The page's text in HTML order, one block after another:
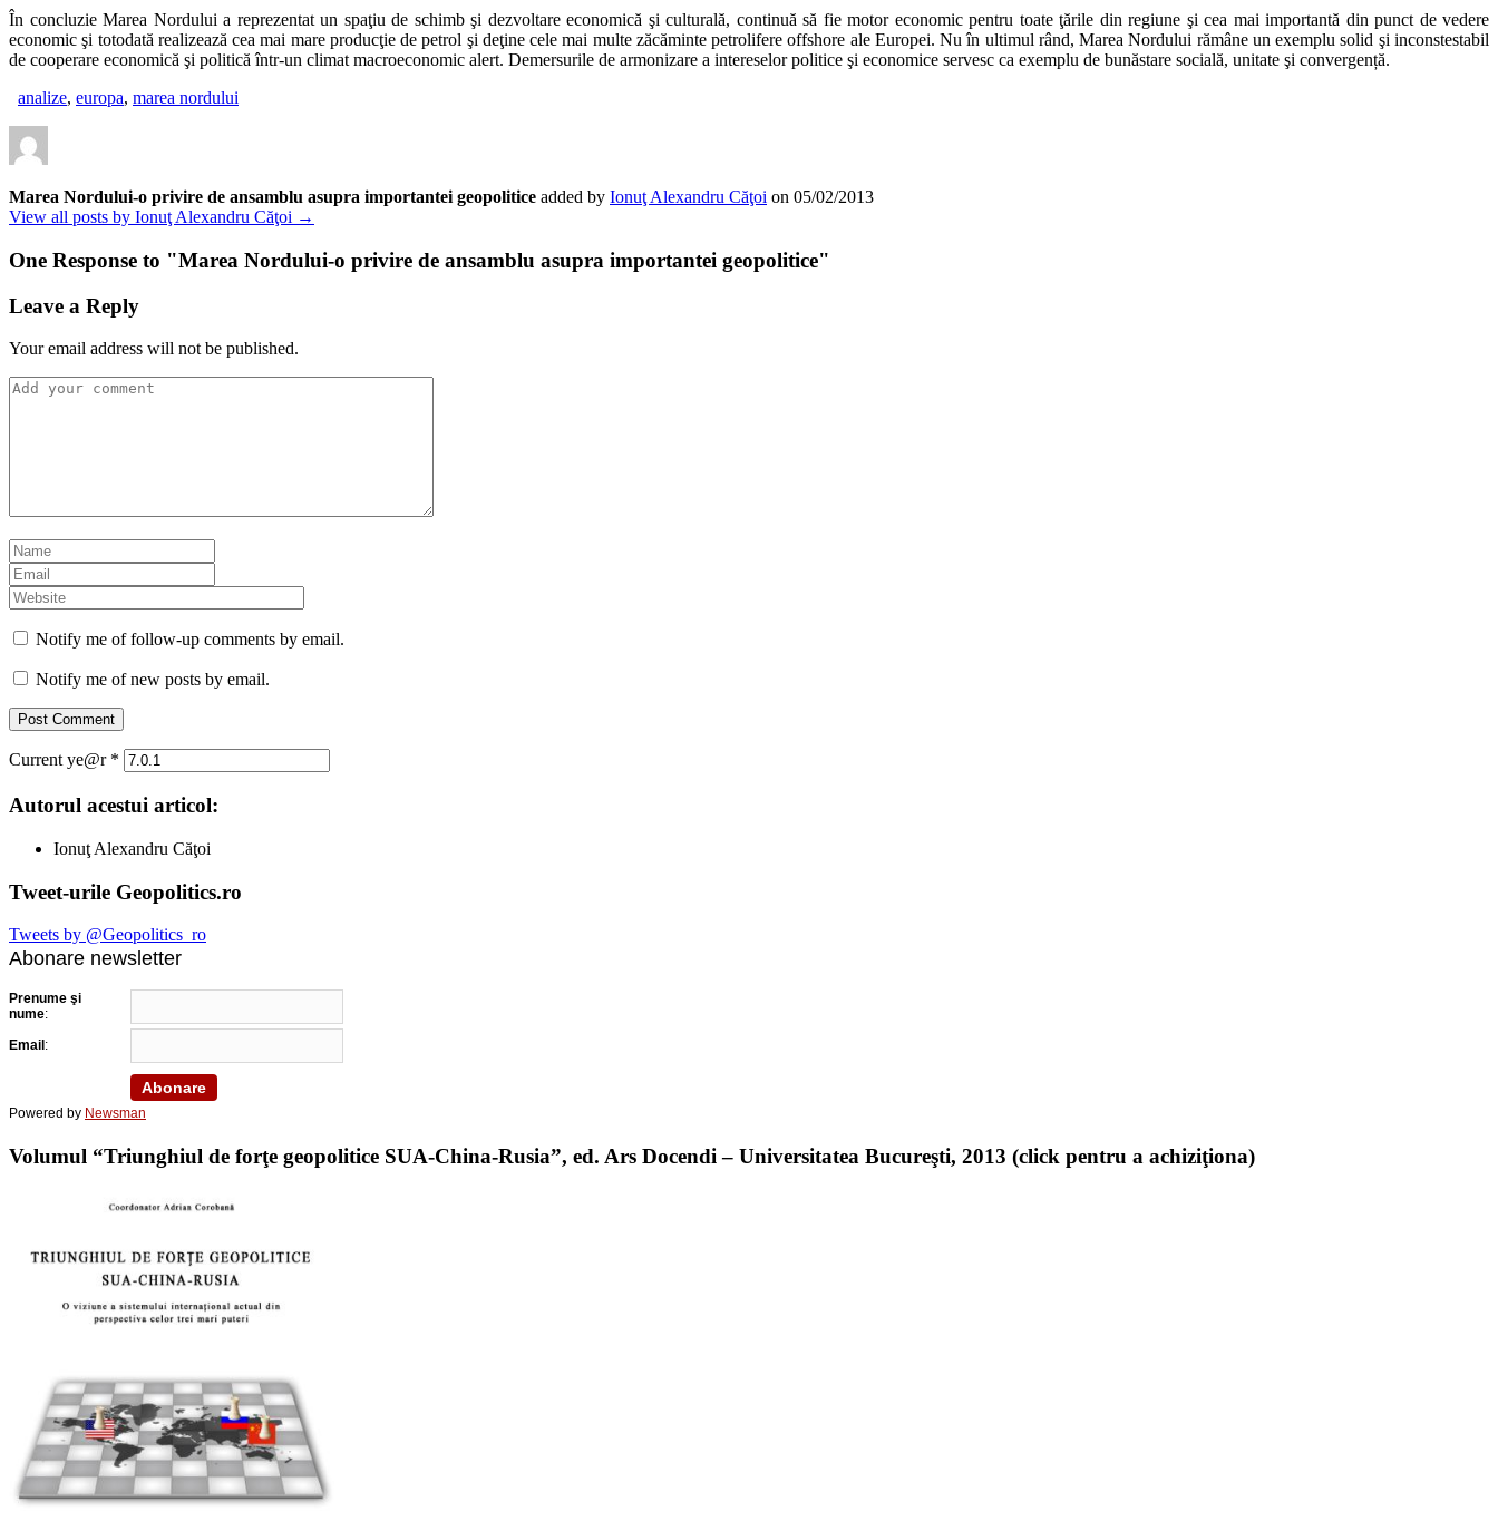
În concluzie Marea Nordului a reprezentat un spaţiu de schimb şi dezvoltare economică şi culturală, continuă să fie motor economic pentru toate ţările din regiune şi cea mai importantă din punct de vedere
economic şi totodată realizează cea mai mare producţie de petrol şi deţine cele mai multe zăcăminte petrolifere offshore ale Europei. Nu în ultimul rând, Marea Nordului rămâne un exemplu solid şi inconstestabil
de cooperare economică şi politică într-un climat macroeconomic alert. Demersurile de armonizare a intereselor politice şi economice servesc ca exemplu de bunăstare socială, unitate şi convergență.
analize, europa, marea nordului
Marea Nordului-o privire de ansamblu asupra importantei geopolitice added by Ionuţ Alexandru Căţoi on 05/02/2013
View all posts by Ionuţ Alexandru Căţoi →
One Response to "Marea Nordului-o privire de ansamblu asupra importantei geopolitice"
Leave a Reply
Your email address will not be published.
Notify me of follow-up comments by email.
Notify me of new posts by email.
Current ye@r *
Autorul acestui articol:
Ionuţ Alexandru Căţoi
Tweet-urile Geopolitics.ro
Tweets by @Geopolitics_ro
Abonare newsletter
Prenume şi
nume:
Email :
Powered by Newsman
Volumul “Triunghiul de forţe geopolitice SUA-China-Rusia”, ed. Ars Docendi – Universitatea Bucureşti, 2013 (click pentru a achiziţiona)